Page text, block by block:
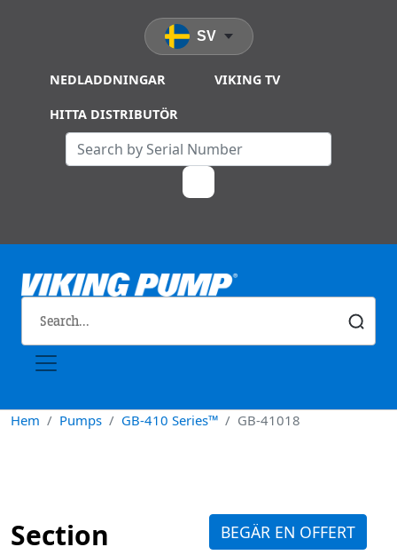
NEDLADDNINGAR VIKING TV
HITTA DISTRIBUTÖR
SV
Hem Pumps GB-410 Series™ GB-41018
Section BEGÄR EN OFFERT